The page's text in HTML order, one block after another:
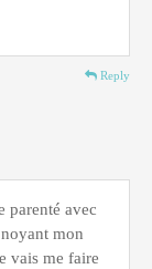
Reply
parenté avec
mon
vais me faire